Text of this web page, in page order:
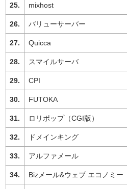
mixhost
バリューサーバー
Quicca
スマイルサーバ
CPI
FUTOKA
ロリポップ（CGI版）
ドメインキング
アルファメール
Bizメール&ウェブ エコノミー